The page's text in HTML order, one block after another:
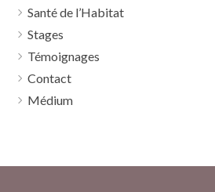
Santé de l’Habitat
Stages
Témoignages
Contact
Médium